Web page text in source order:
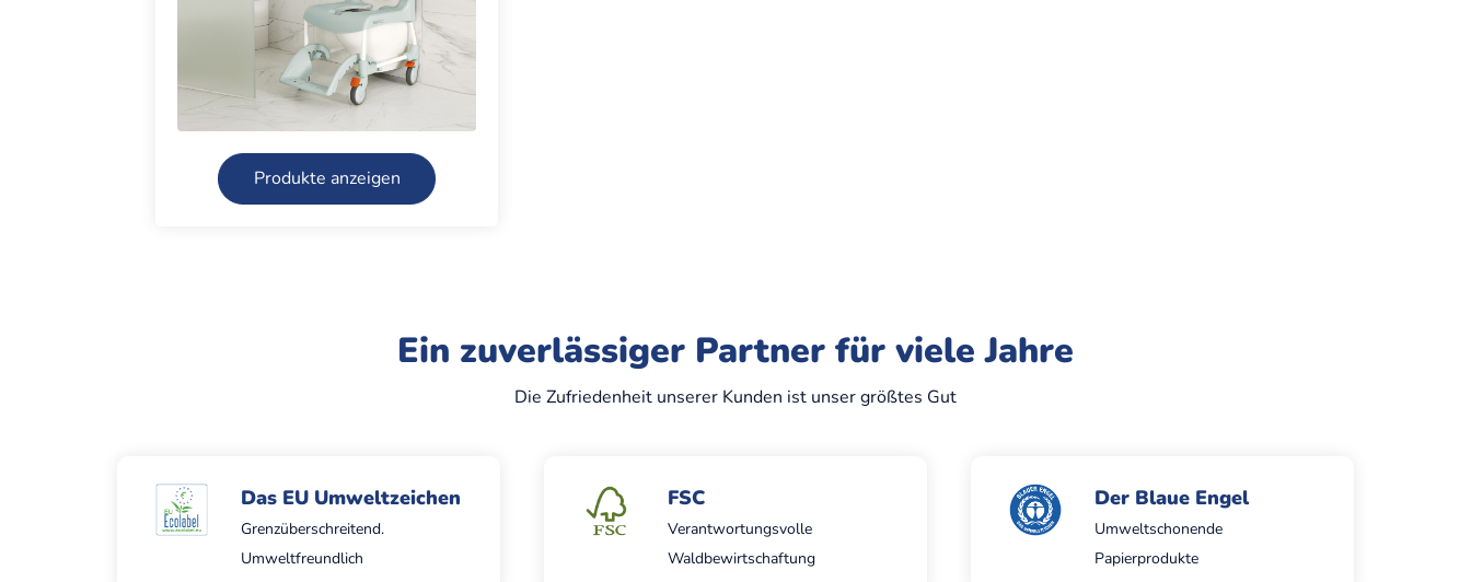
Produkte anzeigen
Ein zuverlässiger Partner für viele Jahre
Die Zufriedenheit unserer Kunden ist unser größtes Gut
Das EU Umweltzeichen
Grenzüberschreitend.
Umweltfreundlich
FSC
Verantwortungsvolle
Waldbewirtschaftung
Der Blaue Engel
Umweltschonende
Papierprodukte